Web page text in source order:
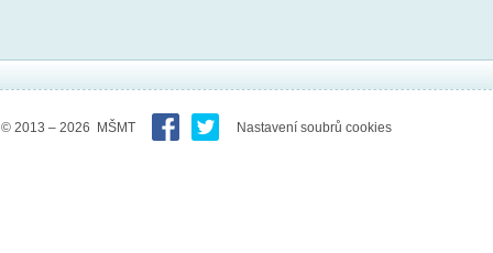
© 2013 – 2026 MŠMT Nastavení soubrů cookies